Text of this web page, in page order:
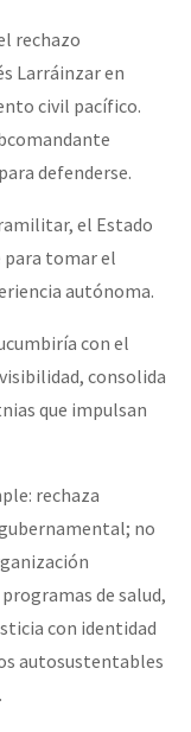
rechazo
Larráinzar en
civil pacífico.
defenderse.
el Estado
para tomar el
autónoma.
con el
consolida
que impulsan
rechaza
no
de salud,
con identidad
autosustentables